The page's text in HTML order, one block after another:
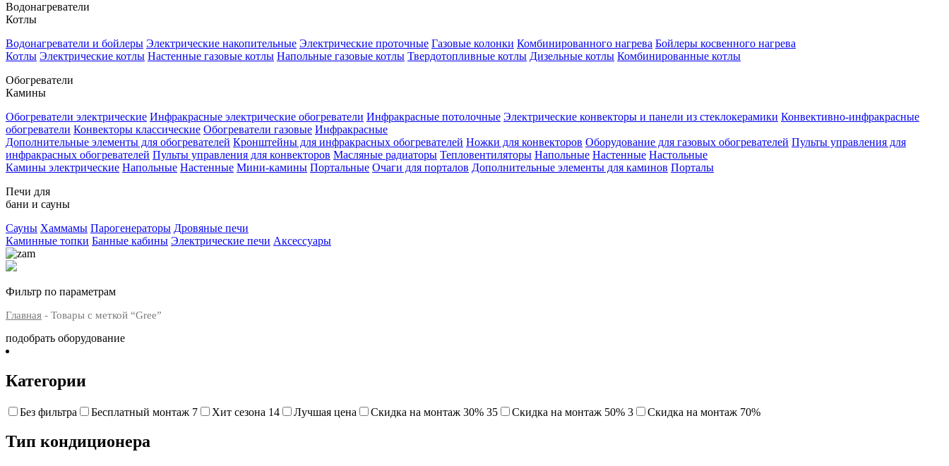
Водонагреватели
Котлы
Водонагреватели и бойлеры Электрические накопительные Электрические проточные Газовые колонки Комбинированного нагрева Бойлеры косвенного нагрева
Котлы Электрические котлы Настенные газовые котлы Напольные газовые котлы Твердотопливные котлы Дизельные котлы Комбинированные котлы
Обогреватели
Камины
Обогреватели электрические Инфракрасные электрические обогреватели Инфракрасные потолочные Электрические конвекторы и панели из стеклокерамики Конвективно-инфракрасные
обогреватели Конвекторы классические Обогреватели газовые Инфракрасные
Дополнительные элементы для обогревателей Кронштейны для инфракрасных обогревателей Ножки для конвекторов Оборудование для газовых обогревателей Пульты управления для
инфракрасных обогревателей Пульты управления для конвекторов Масляные радиаторы Тепловентиляторы Напольные Настенные Настольные
Камины электрические Напольные Настенные Мини-камины Портальные Очаги для порталов Дополнительные элементы для каминов Порталы
Печи для
бани и сауны
Сауны Хаммамы Парогенераторы Дровяные печи
Каминные топки Банные кабины Электрические печи Аксессуары
Фильтр по параметрам
Главная - Товары с меткой “Gree”
подобрать оборудование
Категории
Без фильтра Бесплатный монтаж 7 Хит сезона 14 Лучшая цена Cкидка на монтаж 30% 35 Скидка на монтаж 50% 3 Cкидка на монтаж 70%
Тип кондиционера